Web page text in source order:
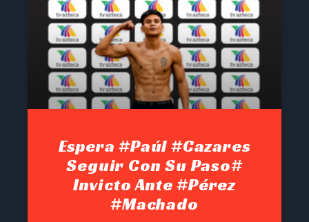
Espera #Paúl #Cazares
Seguir Con Su Paso#
Invicto Ante #Pérez
#Machado